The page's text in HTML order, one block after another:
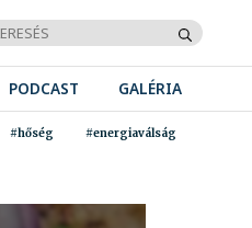
PODCAST GALÉRIA
#hőség #energiaválság